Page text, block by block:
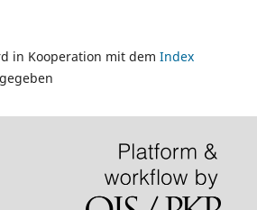
in Kooperation mit dem Index